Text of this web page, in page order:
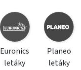
Euronics
letáky
Planeo
letáky